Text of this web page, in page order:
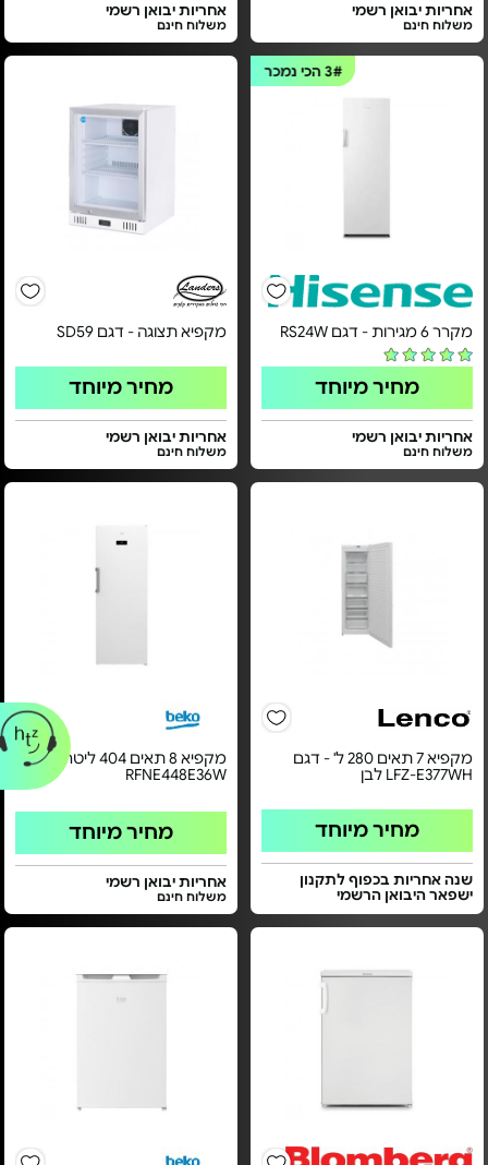
אחריות יבואן רשמי
משלוח חינם
אחריות יבואן רשמי
משלוח חינם
3#הכי נמכר
מקרר 6 מגירות - דגם RS24W
מחיר מיוחד
אחריות יבואן רשמי
משלוח חינם
מקפיא תצוגה - דגם SD59
מחיר מיוחד
אחריות יבואן רשמי
משלוח חינם
מקפיא 7 תאים 280 ל' - דגם
LFZ-E377WH לבן
מחיר מיוחד
שנה אחריות בכפוף לתקנון
ישפאר היבואן הרשמי
מקפיא 8 תאים 404 ליטר -
RFNE448E36W
מחיר מיוחד
אחריות יבואן רשמי
משלוח חינם